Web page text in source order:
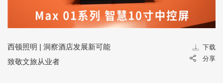
西顿照明 | 洞察酒店发展新可能
致敬文旅从业者
下载
分享